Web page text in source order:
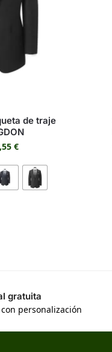
de traje
€
gratuita
personalización